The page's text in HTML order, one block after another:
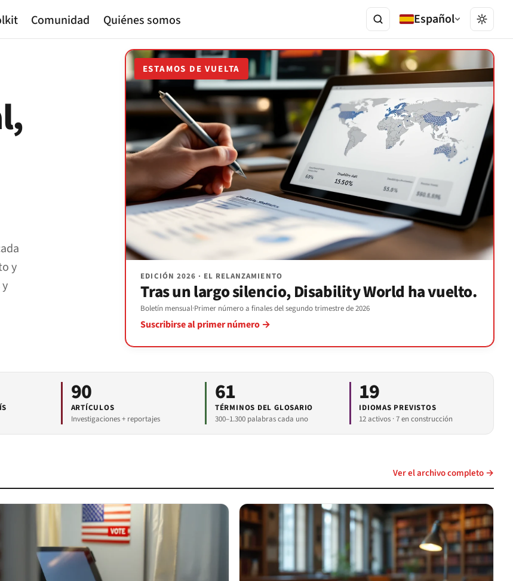
Comunidad Quiénes somos Español
y
ESTAMOS DE VUELTA
EDICIÓN 2026 · EL RELANZAMIENTO
Tras un largo silencio, Disability World ha vuelto.
Boletín mensual·Primer número a finales del segundo trimestre de 2026
Suscribirse al primer número →
90
ARTÍCULOS
Investigaciones + reportajes
61
TÉRMINOS DEL GLOSARIO
300–1.300 palabras cada uno
19
IDIOMAS PREVISTOS
12 activos · 7 en construcción
Ver el archivo completo →